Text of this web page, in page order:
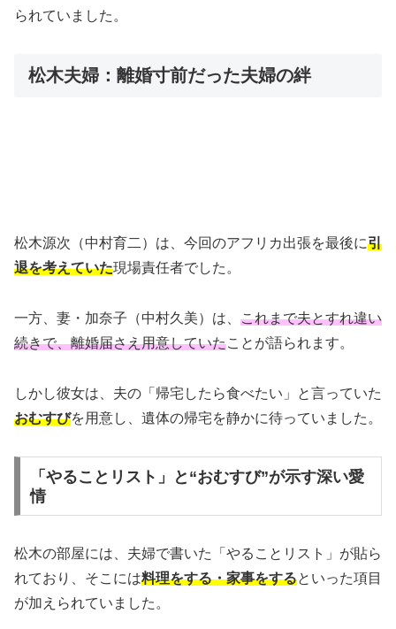
られていました。
松木夫婦：離婚寸前だった夫婦の絆
松木源次（中村育二）は、今回のアフリカ出張を最後に引
退を考えていた現場責任者でした。
一方、妻・加奈子（中村久美）は、 これまで夫とすれ違い
続きで、離婚届さえ用意していたことが語られます。
しかし彼女は、夫の「帰宅したら食べたい」と言っていた
おむすびを用意し、遺体の帰宅を静かに待っていました。
「やることリスト」と“おむすび”が示す深い愛
情
松木の部屋には、夫婦で書いた「やることリスト」が貼ら
れており、そこには料理をする・家事をするといった項目
が加えられていました。